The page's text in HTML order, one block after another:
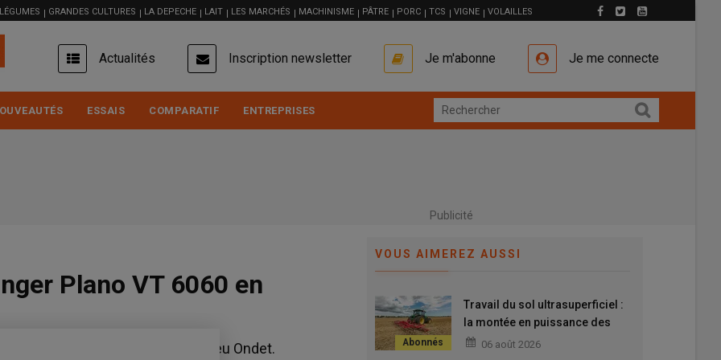
GRANDES CULTURES LA DEPECHE LAIT LES MARCHÉS MACHINISME PÂTRE PORC TCS VIGNE VOLAILLES
USER
ACCOUNT
MENU
Actualités Inscription newsletter Je m'abonne Je me connecte
ESSAIS COMPARATIF ENTREPRISES
Publicité
Plano VT 6060 en
VT 6060 de Pöttinger par Mathieu Ondet.
VOUS AIMEREZ AUSSI
Travail du sol ultrasuperficiel :
la montée en puissance des
outils combinés
06 août 2026